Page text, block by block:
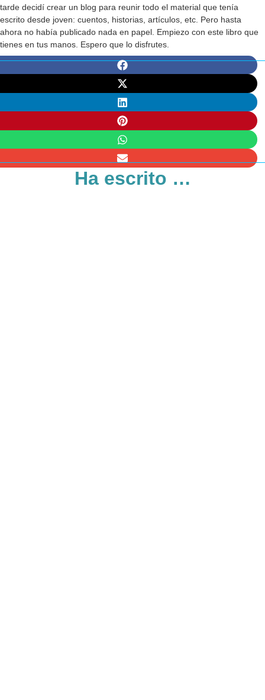
tarde decidí crear un blog para reunir todo el material que tenía
escrito desde joven: cuentos, historias, artículos, etc. Pero hasta
ahora no había publicado nada en papel. Empiezo con este libro que
tienes en tus manos. Espero que lo disfrutes.
Ha escrito …